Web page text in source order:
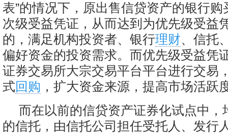
表”的情况下，原出售信贷资产的银行
次级受益凭证，从而达到为优先级受益
的，满足机构投资者、银行理财、信托
偏好资金的投资需求。而优先级受益凭
证券交易所大宗交易平台平台进行交易
式回购 ，扩大资金来源，提高市场活跃
而在以前的信贷资产证券化试点中，
的信托，由信托公司担任受托人、发行